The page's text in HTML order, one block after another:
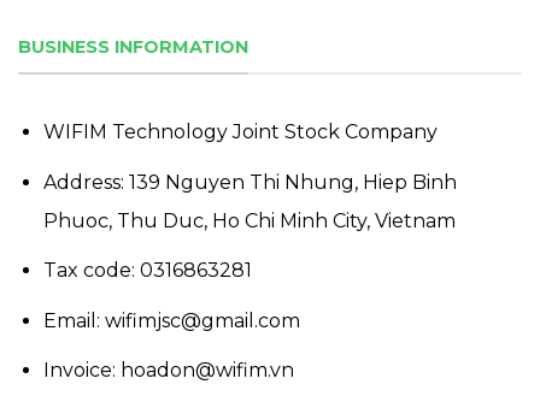
BUSINESS INFORMATION
WIFIM Technology Joint Stock Company
Address: 139 Nguyen Thi Nhung, Hiep Binh
Phuoc, Thu Duc, Ho Chi Minh City, Vietnam
Tax code: 0316863281
Email: wifimjsc@gmail.com
Invoice: hoadon@wifim.vn